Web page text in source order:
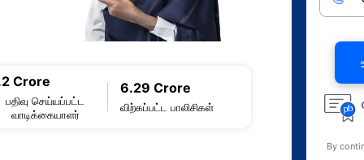
Crore
பதிவு செய்யப்பட்ட
வாடிக்கையாளர்
6.29 Crore
விற்கப்பட்ட பாலிசிகள்
By